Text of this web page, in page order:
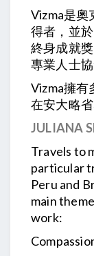
Vizma是奧
得者，並
終身成就
專業人士
Vizma擁有
在安大略
JULIANA
Travels to
particular
Peru and
main
work: